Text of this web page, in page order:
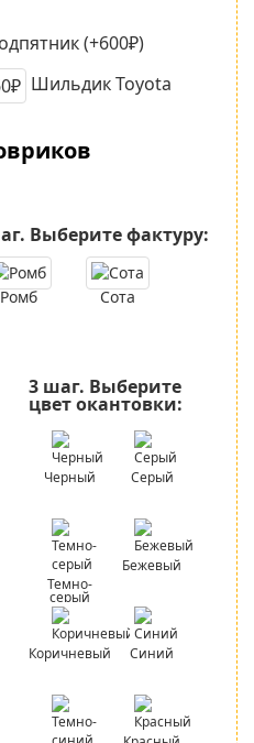
(+600₽)
Шильдик Toyota
Выберите фактуру:
Ромб Сота
3 шаг. Выберите
цвет окантовки:
Черный Серый
Темно-
серый
Бежевый
Коричневый Синий